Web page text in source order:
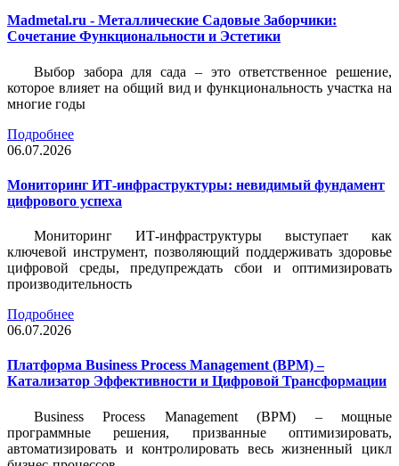
Madmetal.ru - Металлические Садовые Заборчики:
Сочетание Функциональности и Эстетики
Выбор забора для сада – это ответственное решение,
которое влияет на общий вид и функциональность участка на
многие годы
Подробнее
06.07.2026
Мониторинг ИТ-инфраструктуры: невидимый фундамент
цифрового успеха
Мониторинг ИТ-инфраструктуры выступает как
ключевой инструмент, позволяющий поддерживать здоровье
цифровой среды, предупреждать сбои и оптимизировать
производительность
Подробнее
06.07.2026
Платформа Business Process Management (BPM) –
Катализатор Эффективности и Цифровой Трансформации
Business Process Management (BPM) – мощные
программные решения, призванные оптимизировать,
автоматизировать и контролировать весь жизненный цикл